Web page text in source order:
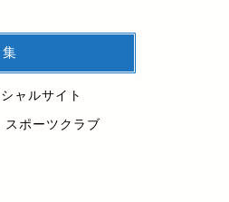
ャルサイト
ポーツクラブ